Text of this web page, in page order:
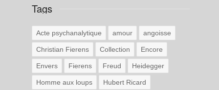
Tags
Acte psychanalytique amour angoisse
Christian Fierens Collection Encore
Envers Fierens Freud Heidegger
Homme aux loups Hubert Ricard